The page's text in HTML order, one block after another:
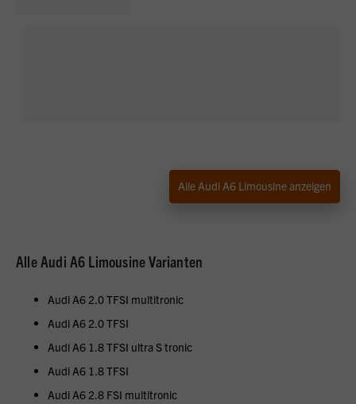
Alle Audi A6 Limousine anzeigen
Alle Audi A6 Limousine Varianten
Audi A6 2.0 TFSI multitronic
Audi A6 2.0 TFSI
Audi A6 1.8 TFSI ultra S tronic
Audi A6 1.8 TFSI
Audi A6 2.8 FSI multitronic